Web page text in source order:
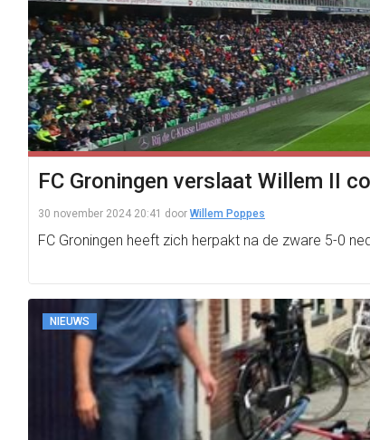
FC Groningen verslaat Willem II
30 november 2024 20:41 door Willem Poppes
FC Groningen heeft zich herpakt na de zware 5-0
NIEUWS